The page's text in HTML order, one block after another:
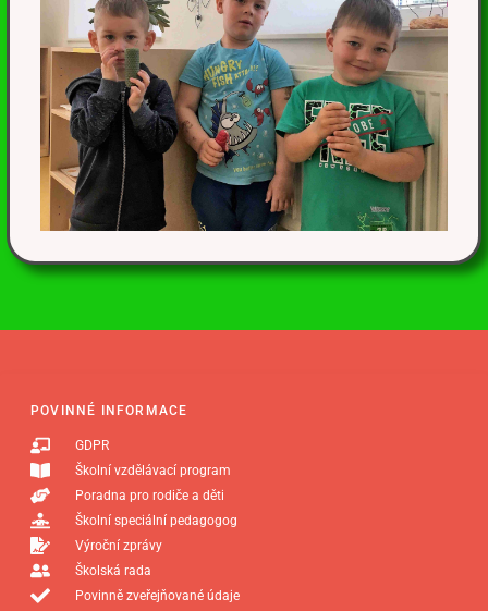
POVINNÉ INFORMACE
GDPR
Školní vzdělávací program
Poradna pro rodiče a děti
Školní speciální pedagogog
Výroční zprávy
Školská rada
Povinně zveřejňované údaje